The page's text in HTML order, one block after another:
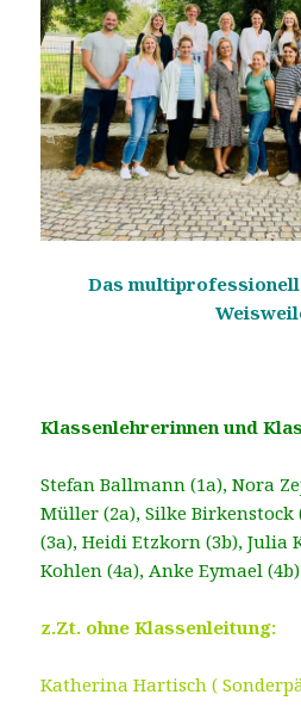
Das
Klassenlehrerinnen und
Stefan Ballmann (1a), Nora
Müller (2a), Silke
(3a), Heidi Etzkorn (3b), Julia
Kohlen (4a), Anke Eymael (4b)
z.Zt. ohne Klassenleitung:
Katherina Hartisch (